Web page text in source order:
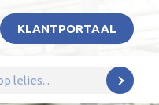
KLANTPORTAAL